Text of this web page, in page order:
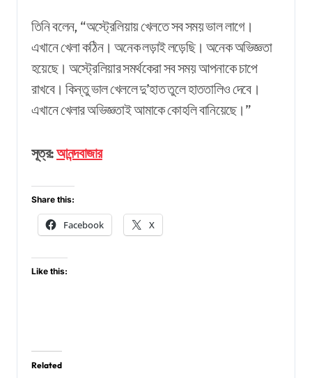
তিনি বলেন, “অস্ট্রেলিয়ায় খেলতে সব সময় ভাল লাগে।
এখানে খেলা কঠিন। অনেক লড়াই লড়েছি। অনেক অভিজ্ঞতা
হয়েছে। অস্ট্রেলিয়ার সমর্থকেরা সব সময় আপনাকে চাপে
রাখবে। কিন্তু ভাল খেললে দু’হাত তুলে হাততালিও দেবে।
এখানে খেলার অভিজ্ঞতাই আমাকে কোহলি বানিয়েছে।”
সূত্র:আনন্দবাজার
Share this:
Facebook X
Like this:
Related